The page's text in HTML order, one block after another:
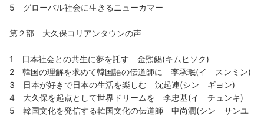
5 グローバル社会に生きるニューカマー
第２部 大久保コリアンタウンの声
1 日本社会との共生に夢を託す 金煕錫(キムヒソク)
2 韓国の理解を求めて韓国語の伝道師に 李承珉(イ スンミン)
3 日本が好きで日本の生活を楽しむ 沈起連(シン ギヨン)
4 大久保を起点として世界ドリームを 李忠基(イ チュンキ)
5 韓国文化を発信する韓国文化の伝道師 申尚潤(シン サンユ